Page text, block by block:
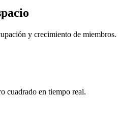
y crecimiento de miembros.
cuadrado en tiempo real.